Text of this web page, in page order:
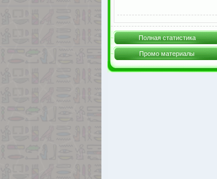
Полная статистика
Промо материалы